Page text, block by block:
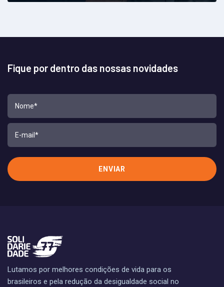
Fique por dentro das nossas novidades
Lutamos por melhores condições de vida para os
brasileiros e pela redução da desigualdade social no